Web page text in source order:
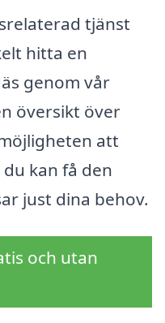
tjänst
hitta en
genom vår
översikt över
att
kan få den
just dina behov.
och utan